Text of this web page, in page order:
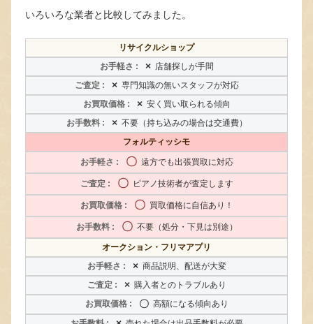
いろいろな業者と比較してみました。
リサイクルショップ
× 店舗探しが手間
× 専門知識の無いスタッフが対応
× 安く買い取られる傾向
× 不要（持ち込みの場合は交通費）
フォルティッシモ
〇 遠方でも出張買取に対応
〇 ピアノ技術者が査定します
〇 買取価格に自信あり！
〇 不要（処分・下見は別途）
オークション・フリマアプリ
× 商品説明、配送が大変
× 購入者とのトラブルあり
〇 高額になる傾向あり